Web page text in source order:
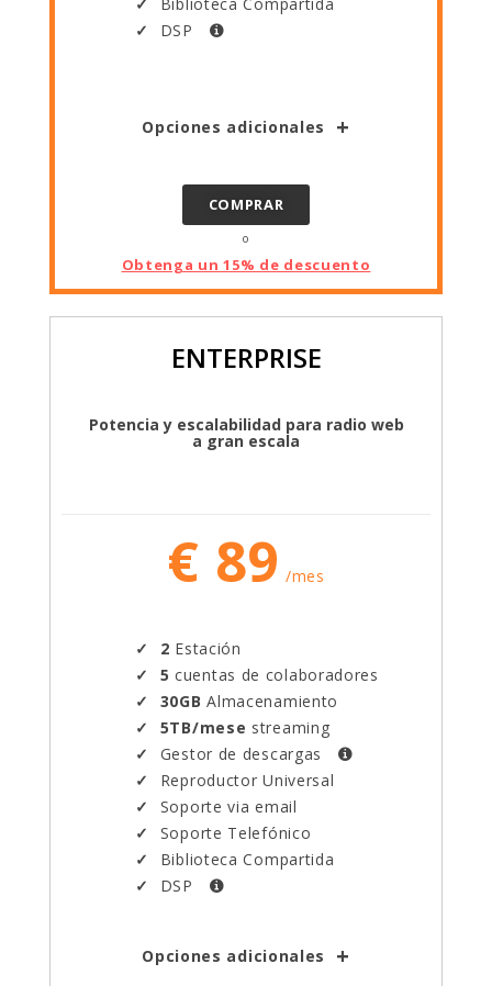
DSP
Opciones adicionales
COMPRAR
o
Obtenga un 15% de descuento
ENTERPRISE
Potencia y escalabilidad para radio web
a gran escala
€ 89 /mes
2 Estación
5 cuentas de colaboradores
30GB Almacenamiento
5TB/mese streaming
Gestor de descargas
Reproductor Universal
Soporte via email
Soporte Telefónico
Biblioteca Compartida
DSP
Opciones adicionales